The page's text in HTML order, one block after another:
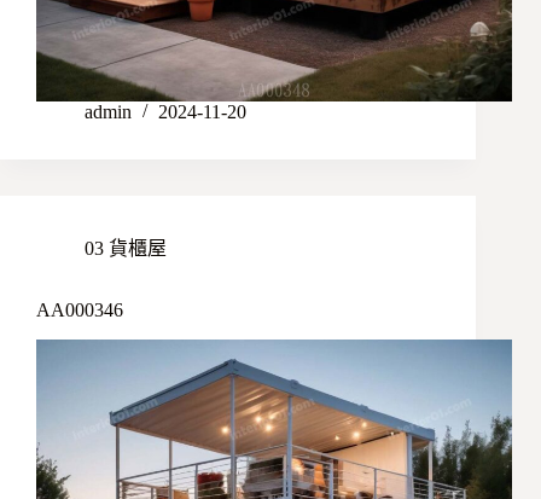
admin 2024-11-20
03 貨櫃屋
AA000346